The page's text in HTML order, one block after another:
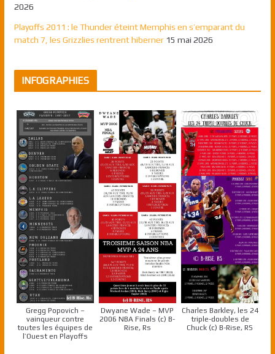
2026
Playoffs 2011 : le Thunder éteint Memphis en s’emparant du
match 7, les Grizzlies rentrent hiberner 15 mai 2026
INFOGRAPHIES
Gregg Popovich –
vainqueur contre
toutes les équipes de
l’Ouest en Playoffs
Dwyane Wade – MVP
2006 NBA Finals (c) B-
Rise, Rs
Charles Barkley, les 24
triple-doubles de
Chuck (c) B-Rise, RS